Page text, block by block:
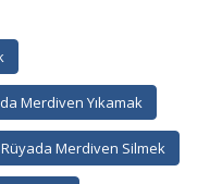
Merdiven Yıkamak
Rüyada Merdiven Silmek